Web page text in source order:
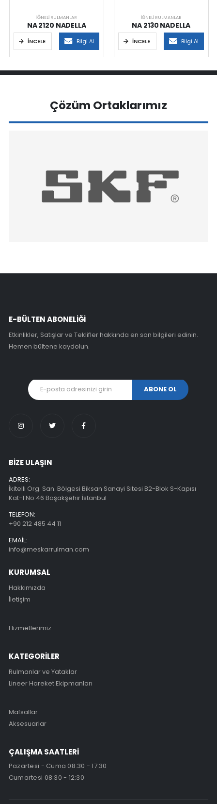
İĞNELI RULMANLAR
NA 2120 NADELLA
İNCELE Bilgi Al
İĞNELI RULMANLAR
NA 2130 NADELLA
İNCELE Bilgi Al
Çözüm Ortaklarımız
E-BÜLTEN ABONELİĞİ
Etkinlikler, Satışlar ve Teklifler hakkında en son bilgileri edinin.
Hemen bültene kaydolun.
BİZE ULAŞIN
ADRES:
İkitelli Org. San. Bölgesi Biksan Sanayi Sitesi B2-Blok S-Kapısı
Kat-1 No:46 Başakşehir İstanbul
TELEFON:
+90 212 485 44 11
EMAIL:
info@meskarrulman.com
KURUMSAL
Hakkımızda
İletişim
Hizmetlerimiz
KATEGORİLER
Rulmanlar ve Yataklar
Lineer Hareket Ekipmanları
Mafsallar
Aksesuarlar
ÇALIŞMA SAATLERİ
Pazartesi - Cuma 08:30 - 17:30
Cumartesi 08:30 - 12:30